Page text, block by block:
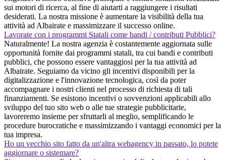
sui motori di ricerca, al fine di aiutarti a raggiungere i risultati
desiderati. La nostra missione è aumentare la visibilità della tua
attività ad Albairate e massimizzare il successo online.
Lavorate con i programmi Statali come bandi / contributi Pubblici?
Naturalmente! La nostra agenzia è costantemente aggiornata sulle
opportunità fornite dai programmi statali, tra cui bandi e contributi
pubblici, che possono essere vantaggiosi per la tua attività ad
Albairate. Seguiamo da vicino gli incentivi disponibili per la
digitalizzazione e l'innovazione tecnologica, così da poter
accompagnare i nostri clienti nel processo di richiesta di tali
finanziamenti. Se esistono incentivi o sovvenzioni applicabili allo
sviluppo del tuo sito web o alle tue strategie pubblicitarie,
lavoreremo insieme per sfruttarli al meglio, semplificando le
procedure burocratiche e massimizzando i vantaggi economici per la
tua impresa.
Ho un vecchio sito fatto da un'altra webagency in passato, lo potete
aggiornare o sistemare?